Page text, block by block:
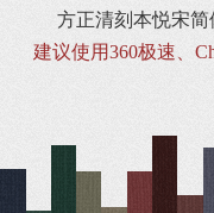
方正清刻本悦宋
建议使用360极速、